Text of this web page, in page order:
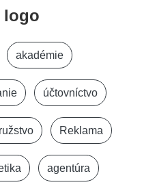
logo
akadémie
účtovníctvo
Reklama
agentúra